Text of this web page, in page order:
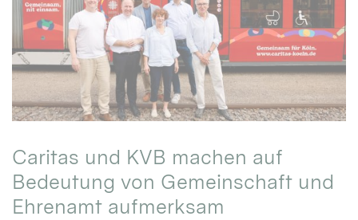
Caritas und KVB machen auf
Bedeutung von Gemeinschaft und
Ehrenamt aufmerksam